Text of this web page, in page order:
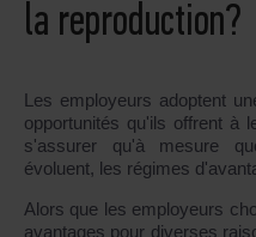
la reproduction?
Les employeurs adoptent
opportunités qu'ils offrent à
s'assurer qu'à mesure
évoluent, les régimes
Alors que les employeurs
avantages pour diverses